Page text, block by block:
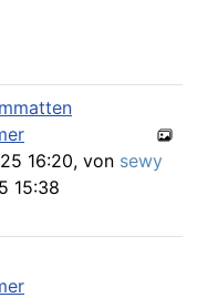
16:20, von sewy
15:38